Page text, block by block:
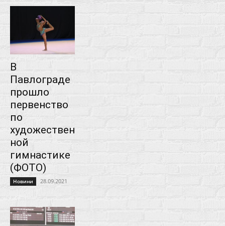
В
Павлограде
прошло
первенство
по
художествен
ной
гимнастике
(ФОТО)
Новини 28.09.2021